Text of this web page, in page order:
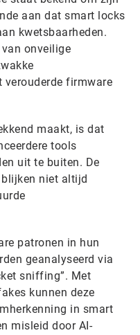
aan dat smart locks
kwetsbaarheden.
van onveilige
firmware
maakt, is dat
tools
uit te buiten. De
niet altijd
patronen in hun
geanalyseerd via
sniffing”. Met
kunnen deze
in smart
misleid door AI-